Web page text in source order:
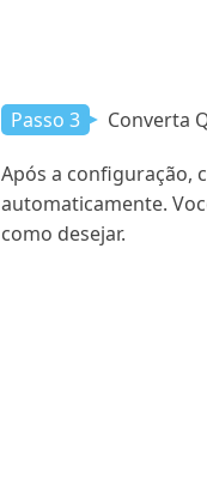
Passo 3 Converta
Após a configuração,
automaticamente.
como desejar.